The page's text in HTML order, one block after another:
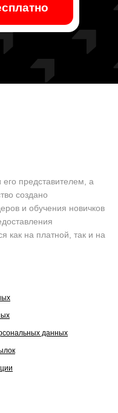
представителем, а
создано
и обучения новичков
как на платной, так и на
данных